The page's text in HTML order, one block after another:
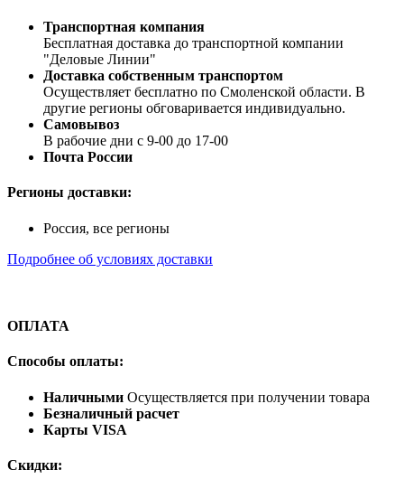
Транспортная компания
Бесплатная доставка до транспортной компании
"Деловые Линии"
Доставка собственным транспортом
Осуществляет бесплатно по Смоленской области. В
другие регионы обговаривается индивидуально.
Самовывоз
В рабочие дни с 9-00 до 17-00
Почта России
Регионы доставки:
Россия, все регионы
Подробнее об условиях доставки
ОПЛАТА
Способы оплаты:
Наличными Осуществляется при получении товара
Безналичный расчет
Карты VISA
Скидки: